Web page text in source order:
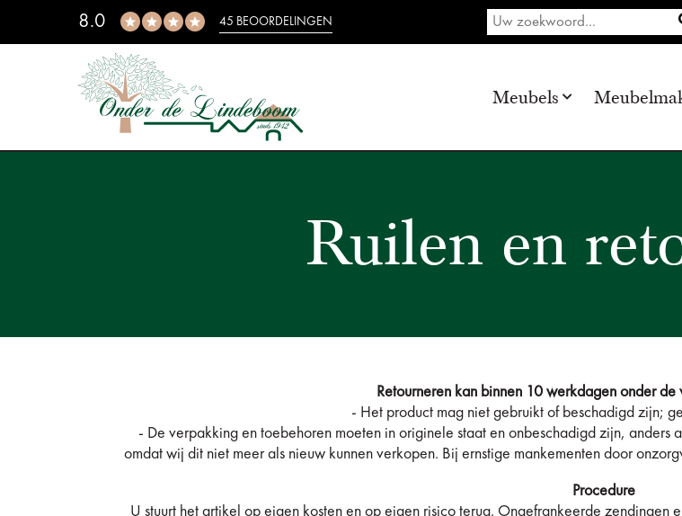
8.0 45 BEOORDELINGEN
Meubels
Ruilen en
Retourneren kan binnen 10 werkdagen onder
- Het product mag niet gebruikt of beschadigd zijn;
- De verpakking en toebehoren moeten in originele staat en onbeschadigd zijn, anders
omdat wij dit niet meer als nieuw kunnen verkopen. Bij ernstige mankementen door
Procedure
U stuurt het artikel op eigen kosten en op eigen risico terug. Ongefrankeerde zendingen